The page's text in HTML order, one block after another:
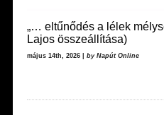
„… eltűnődés a lélek
Lajos összeállítása)
május 14th, 2026 | by Napút Online